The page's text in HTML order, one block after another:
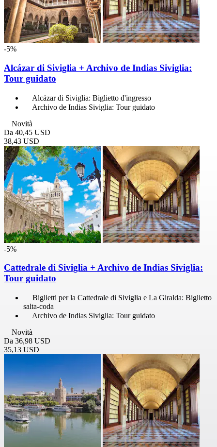
-5%
Alcázar di Siviglia + Archivo de Indias Siviglia:
Tour guidato
Alcázar di Siviglia: Biglietto d'ingresso
Archivo de Indias Siviglia: Tour guidato
Novità
Da 40,45 USD
38,43 USD
-5%
Cattedrale di Siviglia + Archivo de Indias Siviglia:
Tour guidato
Biglietti per la Cattedrale di Siviglia e La Giralda: Biglietto
salta-coda
Archivo de Indias Siviglia: Tour guidato
Novità
Da 36,98 USD
35,13 USD